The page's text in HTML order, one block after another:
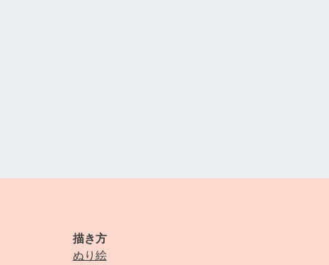
描き方
ぬり絵